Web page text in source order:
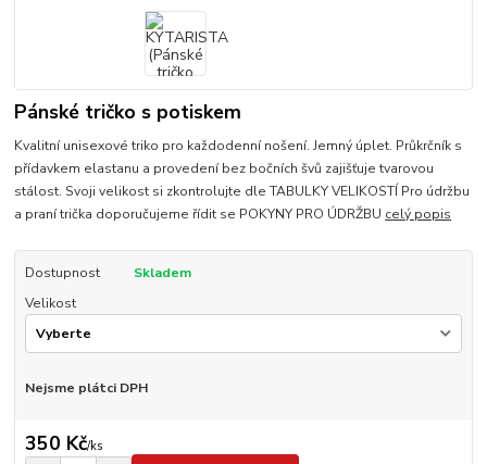
Pánské tričko s potiskem
Kvalitní unisexové triko pro každodenní nošení. Jemný úplet. Průkrčník s
přídavkem elastanu a provedení bez bočních švů zajišťuje tvarovou
stálost. Svoji velikost si zkontrolujte dle TABULKY VELIKOSTÍ Pro údržbu
a praní trička doporučujeme řídit se POKYNY PRO ÚDRŽBU celý popis
Dostupnost
Skladem
Velikost
Nejsme plátci DPH
350 Kč/ks